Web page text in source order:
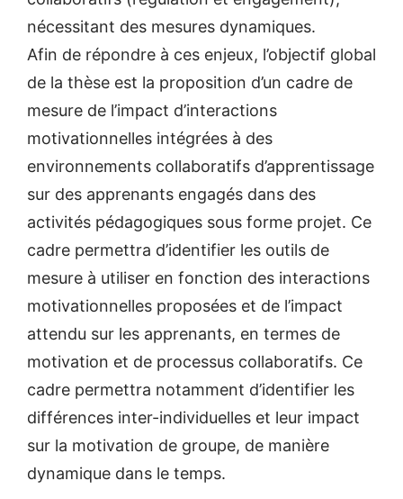
nécessitant des mesures dynamiques.
Afin de répondre à ces enjeux, l’objectif global
de la thèse est la proposition d’un cadre de
mesure de l’impact d’interactions
motivationnelles intégrées à des
environnements collaboratifs d’apprentissage
sur des apprenants engagés dans des
activités pédagogiques sous forme projet. Ce
cadre permettra d’identifier les outils de
mesure à utiliser en fonction des interactions
motivationnelles proposées et de l’impact
attendu sur les apprenants, en termes de
motivation et de processus collaboratifs. Ce
cadre permettra notamment d’identifier les
différences inter-individuelles et leur impact
sur la motivation de groupe, de manière
dynamique dans le temps.